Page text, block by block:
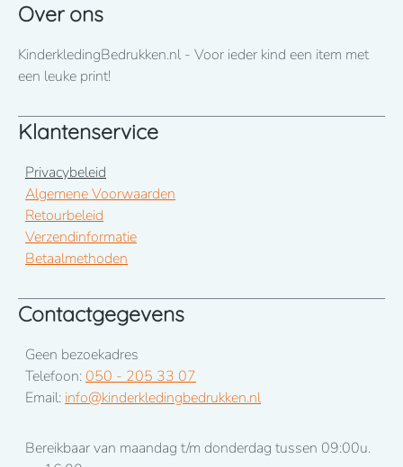
ons op te nemen! 050-2053307
Over ons
KinderkledingBedrukken.nl - Voor ieder kind een item met
een leuke print!
Klantenservice
Privacybeleid
Algemene Voorwaarden
Retourbeleid
Verzendinformatie
Betaalmethoden
Contactgegevens
Geen bezoekadres
Telefoon: 050 - 205 33 07
Email: info@kinderkledingbedrukken.nl
Bereikbaar van maandag t/m donderdag tussen 09:00u.